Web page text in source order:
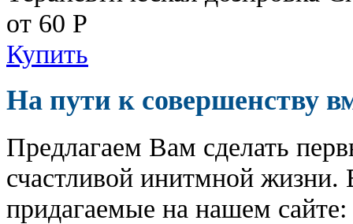
от 60 Р
Купить
На пути к совершенству
Предлагаем Вам сделать
счастливой инитмной жизни.
придагаемые на нашем сайте: